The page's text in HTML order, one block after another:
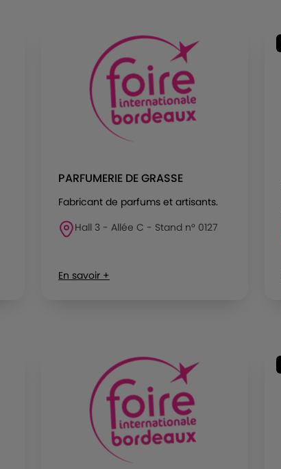
PARFUMERIE DE GRASSE
Fabricant de parfums et artisants.
Hall 3 - Allée C - Stand n° 0127
En savoir +